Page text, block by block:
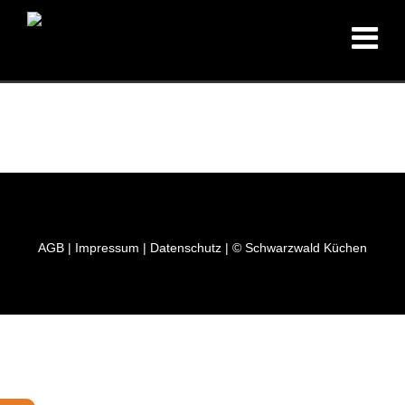
AGB | Impressum | Datenschutz | © Schwarzwald Küchen